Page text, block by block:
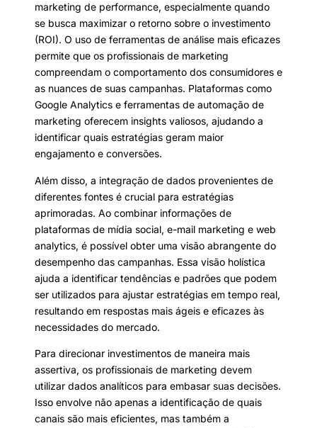
marketing de performance, especialmente quando
se busca maximizar o retorno sobre o investimento
(ROI). O uso de ferramentas de análise mais eficazes
permite que os profissionais de marketing
compreendam o comportamento dos consumidores e
as nuances de suas campanhas. Plataformas como
Google Analytics e ferramentas de automação de
marketing oferecem insights valiosos, ajudando a
identificar quais estratégias geram maior
engajamento e conversões.
Além disso, a integração de dados provenientes de
diferentes fontes é crucial para estratégias
aprimoradas. Ao combinar informações de
plataformas de mídia social, e-mail marketing e web
analytics, é possível obter uma visão abrangente do
desempenho das campanhas. Essa visão holística
ajuda a identificar tendências e padrões que podem
ser utilizados para ajustar estratégias em tempo real,
resultando em respostas mais ágeis e eficazes às
necessidades do mercado.
Para direcionar investimentos de maneira mais
assertiva, os profissionais de marketing devem
utilizar dados analíticos para embasar suas decisões.
Isso envolve não apenas a identificação de quais
canais são mais eficientes, mas também a